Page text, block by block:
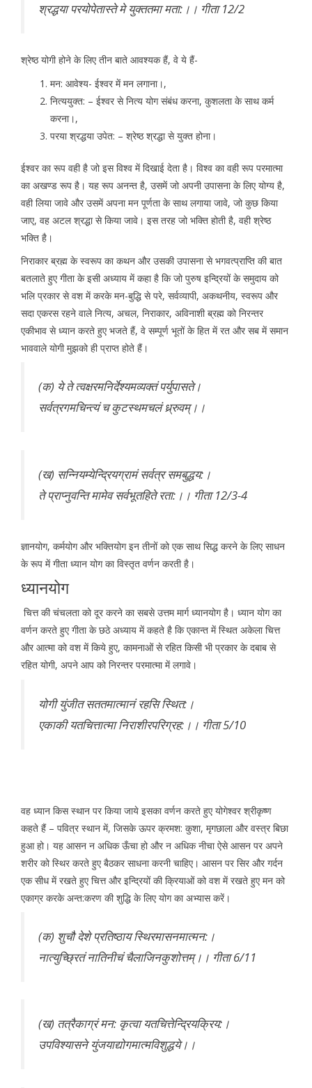
श्रद्धया परयोपेतास्ते मे युक्ततमा मता:।। गीता 12/2
श्रेष्ठ योगी होने के लिए तीन बाते आवश्यक हैं, वे ये हैं-
मन: आवेश्य- ईश्वर में मन लगाना।,
नित्ययुक्त: – ईश्वर से नित्य योग संबंध करना, कुशलता के साथ कर्म
करना।,
परया श्रद्धया उपेत: – श्रेष्ठ श्रद्धा से युक्त होना।
ईश्वर का रूप वही है जो इस विश्व में दिखाई देता है। विश्व का वही रूप परमात्मा
का अखण्ड रूप है। यह रूप अनन्त है, उसमें जो अपनी उपासना के लिए योग्य है,
वही लिया जावे और उसमें अपना मन पूर्णता के साथ लगाया जावे, जो कुछ किया
जाए, वह अटल श्रद्धा से किया जावे। इस तरह जो भक्ति होती है, वही श्रेष्ठ
भक्ति है।
निराकार ब्रह्म के स्वरूप का कथन और उसकी उपासना से भगवत्प्राप्ति की बात
बतलाते हुए गीता के इसी अध्याय में कहा है कि जो पुरुष इन्द्रियों के समुदाय को
भलि प्रकार से वश में करके मन-बुद्धि से परे, सर्वव्यापी, अकथनीय, स्वरूप और
सदा एकरस रहने वाले नित्य, अचल, निराकार, अविनाशी ब्रह्म को निरन्तर
एकीभाव से ध्यान करते हुए भजते हैं, वे सम्पूर्ण भूतों के हित में रत और सब में समान
भाववाले योगी मुझको ही प्राप्त होते हैं।
(क) ये ते त्वक्षरमनिर्देश्यमव्यक्तं पर्युपासते।
सर्वत्रगमचिन्त्यं च कुटस्थमचलं ध्र्रुवम्।।
(ख) सन्नियम्येन्द्रियग्रामं सर्वत्र समबुद्धय:।
ते प्राप्नुवन्ति मामेव सर्वभूतहिते रता:।। गीता 12/3-4
ज्ञानयोग, कर्मयोग और भक्तियोग इन तीनों को एक साथ सिद्ध करने के लिए साधन
के रूप में गीता ध्यान योग का विस्तृत वर्णन करती है।
ध्यानयोग
चित्त की चंचलता को दूर करने का सबसे उत्तम मार्ग ध्यानयोग है। ध्यान योग का
वर्णन करते हुए गीता के छठे अध्याय में कहते है कि एकान्त में स्थित अकेला चित्त
और आत्मा को वश में किये हुए, कामनाओं से रहित किसी भी प्रकार के दबाब से
रहित योगी, अपने आप को निरन्तर परमात्मा में लगावे।
योगी युंजीत सततमात्मानं रहसि स्थित:।
एकाकी यतचित्तात्मा निराशीरपरिग्रह:।। गीता 5/10
वह ध्यान किस स्थान पर किया जाये इसका वर्णन करते हुए योगेश्वर श्रीकृष्ण
कहते हैं – पवित्र स्थान में, जिसके ऊपर क्रमश: कुशा, मृगछाला और वस्त्र बिछा
हुआ हो। यह आसन न अधिक ऊँचा हो और न अधिक नीचा ऐसे आसन पर अपने
शरीर को स्थिर करते हुए बैठकर साधना करनी चाहिए। आसन पर सिर और गर्दन
एक सीध में रखते हुए चित्त और इन्द्रियों की क्रियाओं को वश में रखते हुए मन को
एकाग्र करके अन्त:करण की शुद्धि के लिए योग का अभ्यास करें।
(क) शुचौ देशे प्रतिष्ठाय स्थिरमासनमात्मन:।
नात्युच्छ्रितं नातिनीचं चैलाजिनकुशोत्तम्।। गीता 6/11
(ख) तत्रैकाग्रं मन: कृत्वा यतचित्तेन्द्रियक्रिय:।
उपविश्यासने युंजयाद्योगमात्मविशुद्धये।।